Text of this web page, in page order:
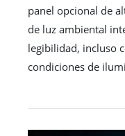
panel opcional de
de luz ambiental
legibilidad, incluso
condiciones de